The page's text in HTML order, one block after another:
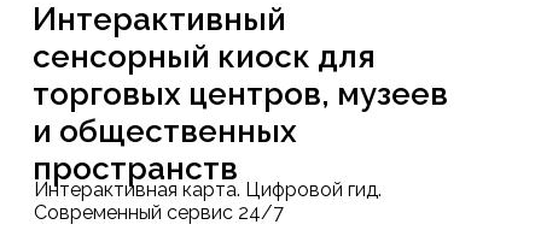
Интерактивный
сенсорный киоск для
торговых центров, музеев
и общественных
пространств
Интерактивная карта. Цифровой гид.
Современный сервис 24/7